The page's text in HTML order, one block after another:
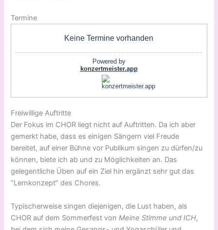
Termine
Freiwillige Auftritte
Der Fokus im CHOR liegt nicht auf Auftritten. Da ich aber
gemerkt habe, dass es einigen Sängern viel Freude
bereitet, auf einer Bühne vor Publikum singen zu dürfen/zu
können, biete ich ab und zu Möglichkeiten an. Das
gelegentliche Üben auf ein Ziel hin ergänzt sehr gut das
“Lernkonzept” des Chores.
Typischerweise singen diejenigen, die Lust haben, als
CHOR auf dem Sommerfest vonMeine Stimme und ICH,